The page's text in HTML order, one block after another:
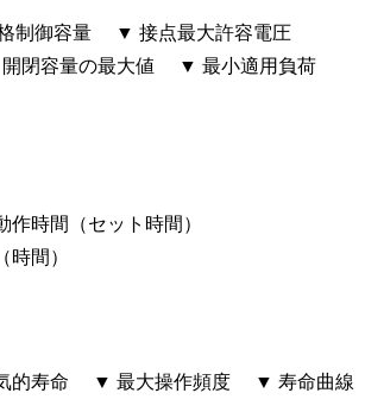
制御容量
▼ 接点最大許容電圧
閉容量の最大値
▼ 最小適用負荷
作時間（セット時間）
間）
的寿命 ▼ 最大操作頻度 ▼ 寿命曲線